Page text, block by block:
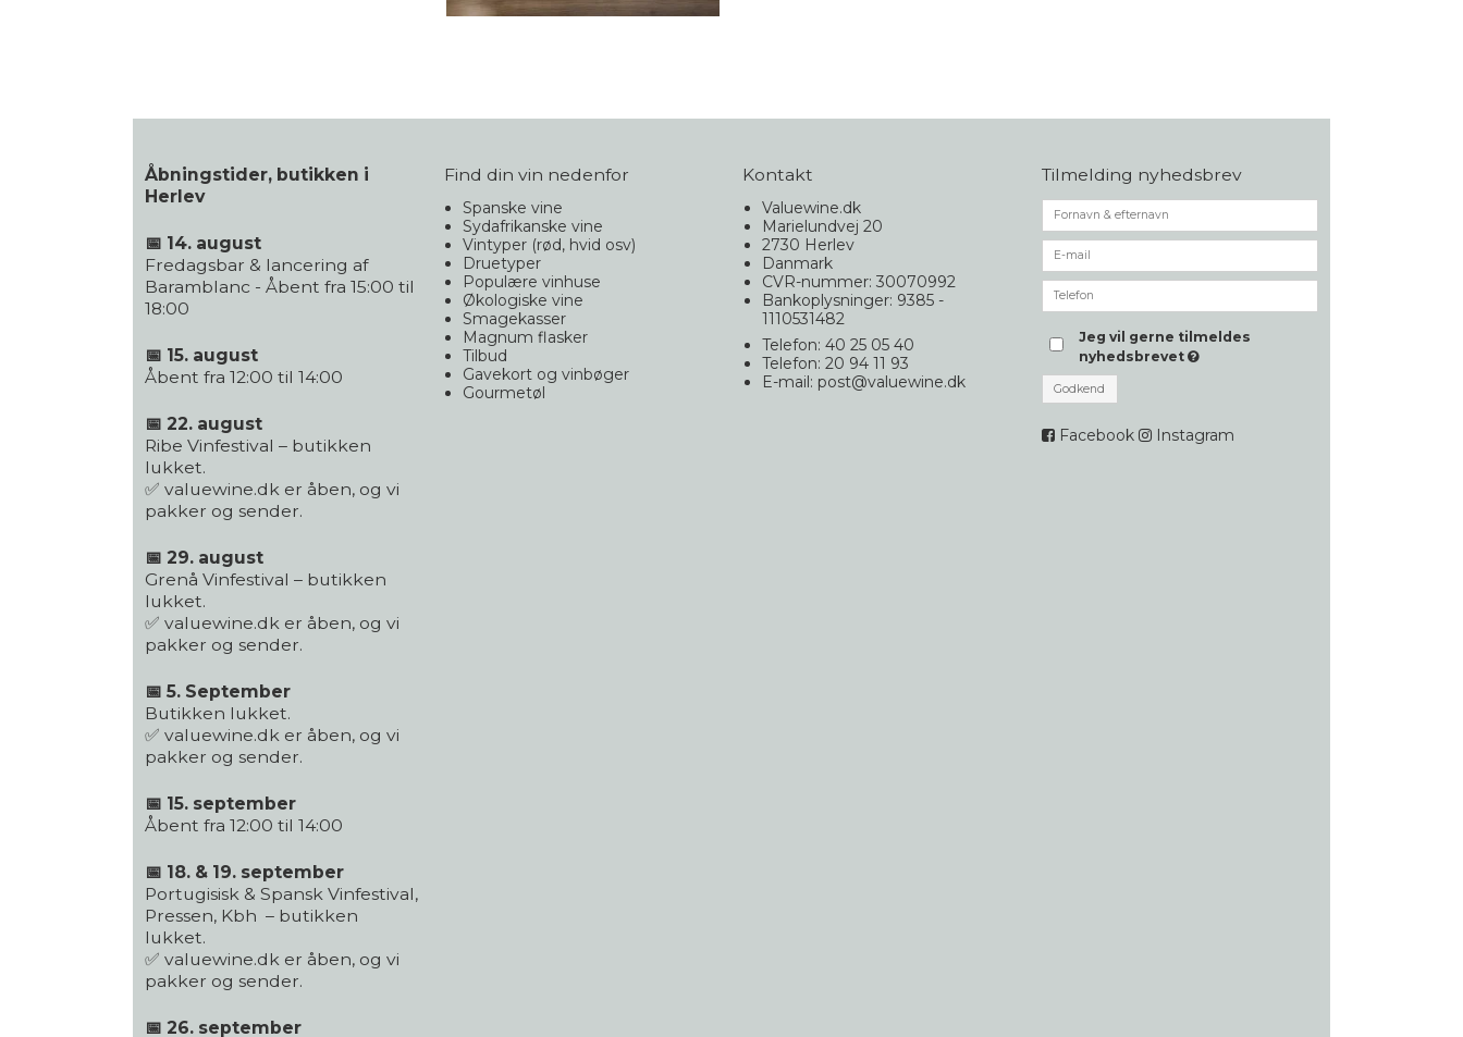
Åbningstider, butikken i
Herlev
📅 14. august
Fredagsbar & lancering af
Baramblanc - Åbent fra 15:00 til
18:00
📅 15. august
Åbent fra 12:00 til 14:00
📅 22. august
Ribe Vinfestival – butikken
lukket.
✅ valuewine.dk er åben, og vi
pakker og sender.
📅 29. august
Grenå Vinfestival – butikken
lukket.
✅ valuewine.dk er åben, og vi
pakker og sender.
📅 5. September
Butikken lukket.
✅ valuewine.dk er åben, og vi
pakker og sender.
📅 15. september
Åbent fra 12:00 til 14:00
📅 18. & 19. september
Portugisisk & Spansk Vinfestival,
Pressen, Kbh – butikken
lukket.
✅ valuewine.dk er åben, og vi
pakker og sender.
📅 26. september
Find din vin nedenfor
Spanske vine
Sydafrikanske vine
Vintyper (rød, hvid osv)
Druetyper
Populære vinhuse
Økologiske vine
Smagekasser
Magnum flasker
Tilbud
Gavekort og vinbøger
Gourmetøl
Kontakt
Valuewine.dk
Marielundvej 20
2730 Herlev
Danmark
CVR-nummer: 30070992
Bankoplysninger: 9385 -
1110531482
Telefon: 40 25 05 40
Telefon: 20 94 11 93
E-mail: post@valuewine.dk
Tilmelding nyhedsbrev
Jeg vil gerne tilmeldes
nyhedsbrevet
Godkend
Facebook Instagram